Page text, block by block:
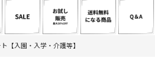
【入園・入学・介護等】